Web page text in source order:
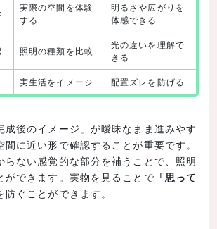
実際の空間を体験
する
明るさや広がりを
体感できる
照明の種類を比較
光の違いを理解で
きる
実生活をイメージ 配置ズレを防げる
成後のイメージ」が曖昧なまま進みやす
に近い形で確認することが重要です。
らない感覚的な部分を補うことで、照明
ができます。実物を見ることで 「思って
防ぐことができます。